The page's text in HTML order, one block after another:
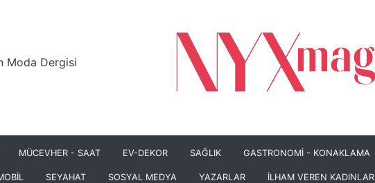
Moda Dergisi
MÜCEVHER - SAAT EV-DEKOR SAĞLIK GASTRONOMİ - KONAKLAMA
SEYAHAT SOSYAL MEDYA YAZARLAR İLHAM VEREN KADINLAR